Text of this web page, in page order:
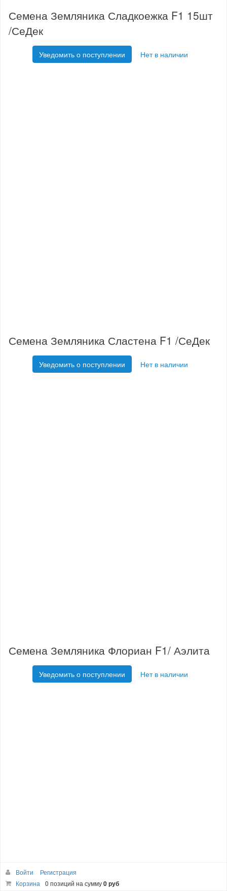
Семена Земляника Сладкоежка F1 15шт
/СеДек
Уведомить о поступлении Нет в наличии
Семена Земляника Сластена F1 /СеДек
Уведомить о поступлении Нет в наличии
Семена Земляника Флориан F1/ Аэлита
Уведомить о поступлении Нет в наличии
Войти
Регистрация
Корзина
0 позиций на сумму0 руб